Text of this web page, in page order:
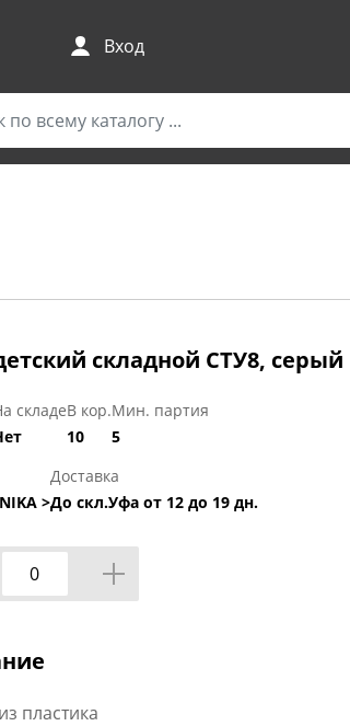
Вход
складной СТУ8, серый
складеВ кор.
10
Мин. партия
5
>
Доставка
До скл.Уфа от 12 до 19 дн.
пластика